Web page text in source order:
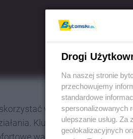
właśnie teraz? To
Klub oferuje dostęp do
warunki do pracy nad
Drogi
Na naszej stronie
przechowujemy
standardowe
spersonalizowanych
ulepszanie usług.
geolokalizacyjnych